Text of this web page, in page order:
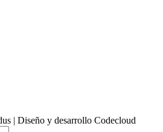
| Diseño y desarrollo Codecloud